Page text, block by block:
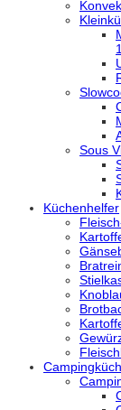
Sous
Küchenhelfer